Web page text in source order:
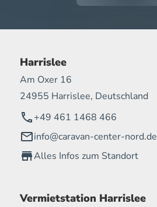
Harrislee
Am Oxer 16
24955 Harrislee, Deutschland
+49 461 1468 466
info@caravan-center-nord.de
Alles Infos zum Standort
Vermietstation Harrislee